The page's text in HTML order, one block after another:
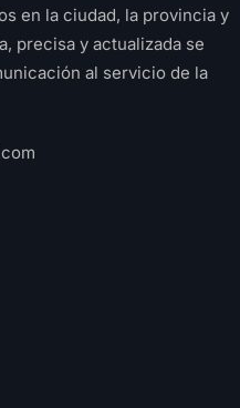
en la ciudad, la provincia y
precisa y actualizada se
al servicio de la